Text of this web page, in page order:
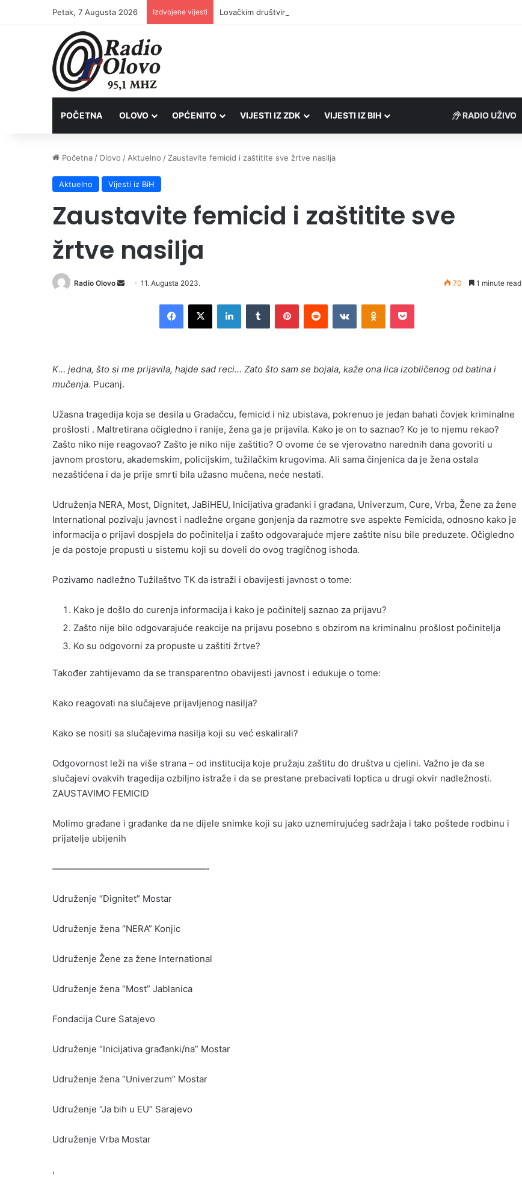
Petak, 7 Augusta 2026 Izdvojene vijesti Lovačkim društvima podrška u iznosu od 138.000 KM
POČETNA OLOVO OPĆENITO VIJESTI IZ ZDK VIJESTI IZ BIH RADIO UŽIVO
Početna /Olovo / Aktuelno / Zaustavite femicid i zaštitite sve žrtve nasilja
Aktuelno Vijesti iz BiH
Zaustavite femicid i zaštitite sve
žrtve nasilja
Radio Olovo
Send11. Augusta 2023. 70 1 minute read
Facebook
X LinkedInTumblr PinterestReddit VKontakteOdnoklassniki
Pocket
K… jedna, što si me prijavila, hajde sad reci… Zato što sam se bojala, kaže ona lica izobličenog od batina i
mučenja. Pucanj.
Užasna tragedija koja se desila u Gradačcu, femicid i niz ubistava, pokrenuo je jedan bahati čovjek kriminalne
prošlosti . Maltretirana očigledno i ranije, žena ga je prijavila. Kako je on to saznao? Ko je to njemu rekao?
Zašto niko nije reagovao? Zašto je niko nije zaštitio? O ovome će se vjerovatno narednih dana govoriti u
javnom prostoru, akademskim, policijskim, tužilačkim krugovima. Ali sama činjenica da je žena ostala
nezaštićena i da je prije smrti bila užasno mučena, neće nestati.
Udruženja NERA, Most, Dignitet, JaBiHEU, Inicijativa građanki i građana, Univerzum, Cure, Vrba, Žene za žene
International pozivaju javnost i nadležne organe gonjenja da razmotre sve aspekte Femicida, odnosno kako je
informacija o prijavi dospjela do počinitelja i zašto odgovarajuće mjere zaštite nisu bile preduzete. Očigledno
je da postoje propusti u sistemu koji su doveli do ovog tragičnog ishoda.
Pozivamo nadležno Tužilaštvo TK da istraži i obavijesti javnost o tome:
Kako je došlo do curenja informacija i kako je počinitelj saznao za prijavu?
Zašto nije bilo odgovarajuće reakcije na prijavu posebno s obzirom na kriminalnu prošlost počinitelja
Ko su odgovorni za propuste u zaštiti žrtve?
Također zahtijevamo da se transparentno obavijesti javnost i edukuje o tome:
Kako reagovati na slučajeve prijavljenog nasilja?
Kako se nositi sa slučajevima nasilja koji su već eskalirali?
Odgovornost leži na više strana – od institucija koje pružaju zaštitu do društva u cjelini. Važno je da se
slučajevi ovakvih tragedija ozbiljno istraže i da se prestane prebacivati loptica u drugi okvir nadležnosti.
ZAUSTAVIMO FEMICID
Molimo građane i građanke da ne dijele snimke koji su jako uznemirujućeg sadržaja i tako poštede rodbinu i
prijatelje ubijenih
—————————————————-
Udruženje “Dignitet” Mostar
Udruženje žena “NERA” Konjic
Udruženje Žene za žene International
Udruženje žena “Most” Jablanica
Fondacija Cure Satajevo
Udruženje “Inicijativa građanki/na” Mostar
Udruženje žena “Univerzum” Mostar
Udruženje “Ja bih u EU” Sarajevo
Udruženje Vrba Mostar
,